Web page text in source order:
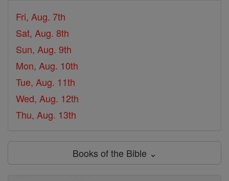
Fri, Aug. 7th
Sat, Aug. 8th
Sun, Aug. 9th
Mon, Aug. 10th
Tue, Aug. 11th
Wed, Aug. 12th
Thu, Aug. 13th
Books of the Bible ⌄